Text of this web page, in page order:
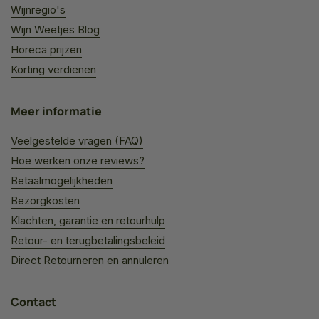
Wijnregio's
Wijn Weetjes Blog
Horeca prijzen
Korting verdienen
Meer informatie
Veelgestelde vragen (FAQ)
Hoe werken onze reviews?
Betaalmogelijkheden
Bezorgkosten
Klachten, garantie en retourhulp
Retour- en terugbetalingsbeleid
Direct Retourneren en annuleren
Contact